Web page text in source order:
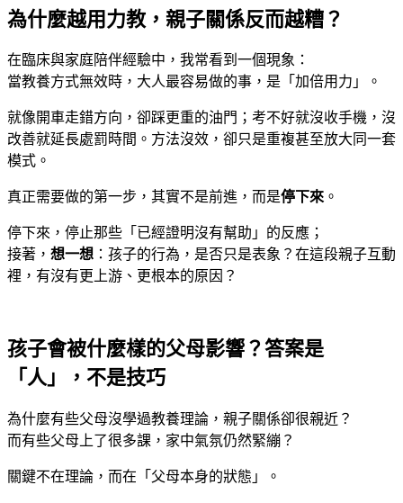
為什麼越用力教，親子關係反而越糟？
在臨床與家庭陪伴經驗中，我常看到一個現象：
當教養方式無效時，大人最容易做的事，是「加倍用力」。
就像開車走錯方向，卻踩更重的油門；考不好就沒收手機，沒
改善就延長處罰時間。方法沒效，卻只是重複甚至放大同一套
模式。
真正需要做的第一步，其實不是前進，而是停下來 。
停下來，停止那些「已經證明沒有幫助」的反應；
接著， 想一想 ：孩子的行為，是否只是表象？在這段親子互動
裡，有沒有更上游、更根本的原因？
孩子會被什麼樣的父母影響？答案是
「人」，不是技巧
為什麼有些父母沒學過教養理論，親子關係卻很親近？
而有些父母上了很多課，家中氣氛仍然緊繃？
關鍵不在理論，而在「父母本身的狀態」。